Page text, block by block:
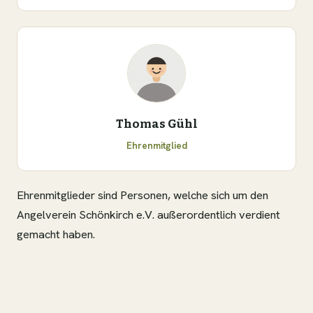
Thomas Gühl
Ehrenmitglied
Ehrenmitglieder sind Personen, welche sich um den
Angelverein Schönkirch e.V. außerordentlich verdient
gemacht haben.